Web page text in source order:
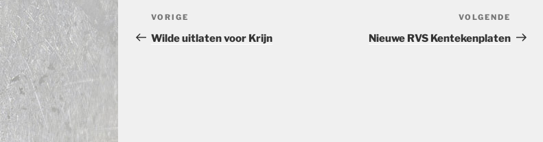
Bericht
navigatie
Vorig
bericht
VORIGE
Wilde uitlaten voor Krijn
bericht
VOLGENDE
Nieuwe RVS Kentekenplaten